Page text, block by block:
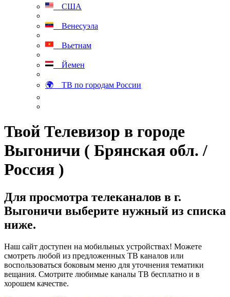
США
Венесуэла
Вьетнам
Йемен
🌍 ТВ по городам России
Твой Телевизор в городе
Выгоничи ( Брянская обл. /
Россия )
Для просмотра телеканалов в г.
Выгоничи выберите нужный из списка
ниже.
Наш сайт доступен на мобильных устройствах! Можете
смотреть любой из предложенных ТВ каналов или
воспользоваться боковым меню для уточнения тематики
вещания. Смотрите любимые каналы ТВ бесплатно и в
хорошем качестве.